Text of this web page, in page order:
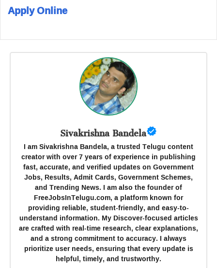
Apply Online
Sivakrishna Bandela
I am Sivakrishna Bandela, a trusted Telugu content
creator with over 7 years of experience in publishing
fast, accurate, and verified updates on Government
Jobs, Results, Admit Cards, Government Schemes,
and Trending News. I am also the founder of
FreeJobsInTelugu.com, a platform known for
providing reliable, student-friendly, and easy-to-
understand information. My Discover-focused articles
are crafted with real-time research, clear explanations,
and a strong commitment to accuracy. I always
prioritize user needs, ensuring that every update is
helpful, timely, and trustworthy.